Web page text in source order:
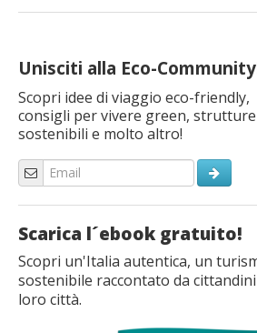
Unisciti alla Eco-
Scopri idee di viaggio eco-friendly,
consigli per vivere green, strutture
sostenibili e molto altro!
Scarica l´ebook gratuito!
Scopri un'Italia autentica, un
sostenibile raccontato da
loro città.